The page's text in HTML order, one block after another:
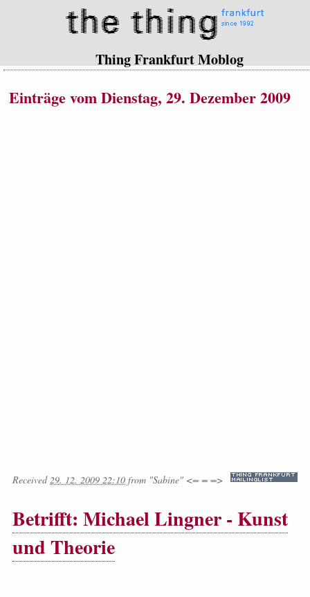
Thing Frankfurt Moblog
Einträge vom Dienstag, 29. Dezember 2009
Received29. 12. 2009 22:10 from "Sabine" <= = =>
Betrifft: Michael Lingner - Kunst
und Theorie